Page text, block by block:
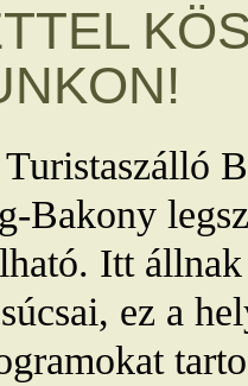
Bakony
Itt
ez a